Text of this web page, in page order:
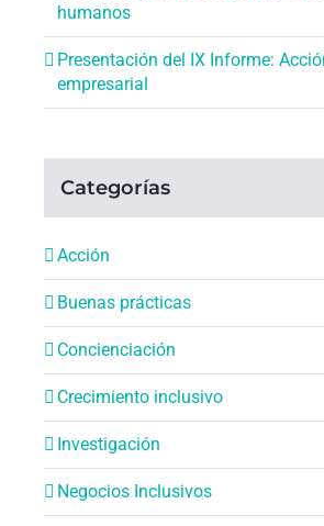
humanos
Presentación del IX Informe:
empresarial
Categorías
Acción
Buenas prácticas
Concienciación
Crecimiento inclusivo
Investigación
Negocios Inclusivos